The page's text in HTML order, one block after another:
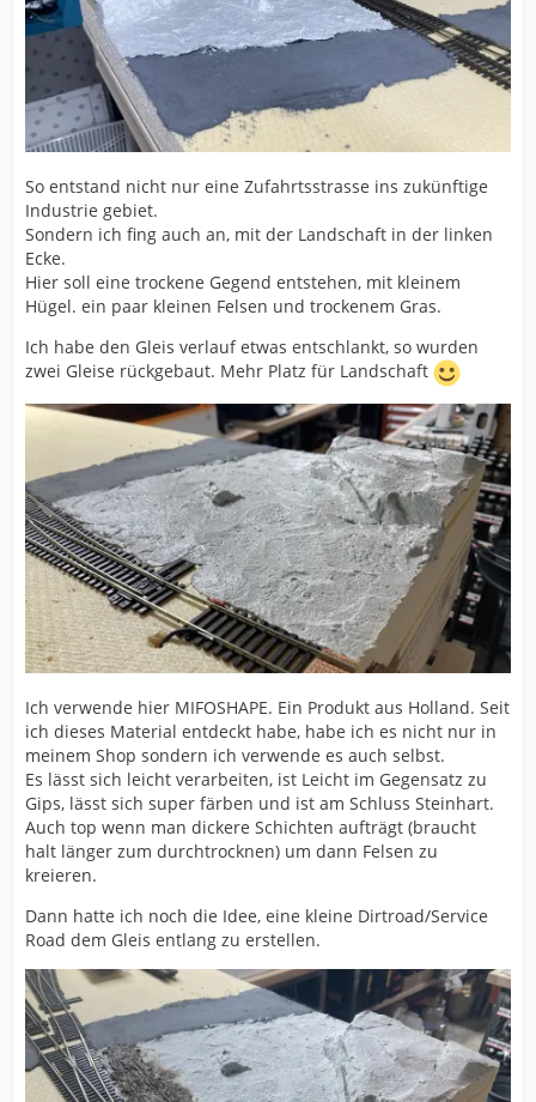
So entstand nicht nur eine Zufahrtsstrasse ins zukünftige
Industrie gebiet.
Sondern ich fing auch an, mit der Landschaft in der linken
Ecke.
Hier soll eine trockene Gegend entstehen, mit kleinem
Hügel. ein paar kleinen Felsen und trockenem Gras.
Ich habe den Gleis verlauf etwas entschlankt, so wurden
zwei Gleise rückgebaut. Mehr Platz für Landschaft
Ich verwende hier MIFOSHAPE. Ein Produkt aus Holland. Seit
ich dieses Material entdeckt habe, habe ich es nicht nur in
meinem Shop sondern ich verwende es auch selbst.
Es lässt sich leicht verarbeiten, ist Leicht im Gegensatz zu
Gips, lässt sich super färben und ist am Schluss Steinhart.
Auch top wenn man dickere Schichten aufträgt (braucht
halt länger zum durchtrocknen) um dann Felsen zu
kreieren.
Dann hatte ich noch die Idee, eine kleine Dirtroad/Service
Road dem Gleis entlang zu erstellen.